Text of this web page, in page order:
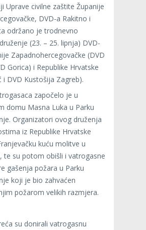
Uprave civilne zaštite Županije
DVD-a Rakitno i
održano je trodnevno
(23. – 25. lipnja) DVD-
Zapadnohercegovačke (DVD
Gorica) i Republike Hrvatske
i DVD Kustošija Zagreb).
započelo je u
domu Masna Luka u Parku
Organizatori ovog druženja
iz Republike Hrvatske
kuću molitve u
te su potom obišli i vatrogasne
gašenja požara u Parku
koji je bio zahvaćen
požarom velikih razmjera.
su donirali vatrogasnu